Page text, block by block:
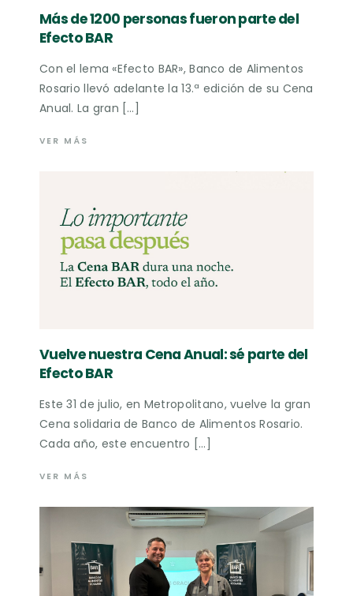
Más de 1200 personas fueron parte del
Efecto BAR
Con el lema «Efecto BAR», Banco de Alimentos
Rosario llevó adelante la 13.ª edición de su Cena
Anual. La gran […]
VER MÁS
Vuelve nuestra Cena Anual: sé parte del
Efecto BAR
Este 31 de julio, en Metropolitano, vuelve la gran
Cena solidaria de Banco de Alimentos Rosario.
Cada año, este encuentro […]
VER MÁS